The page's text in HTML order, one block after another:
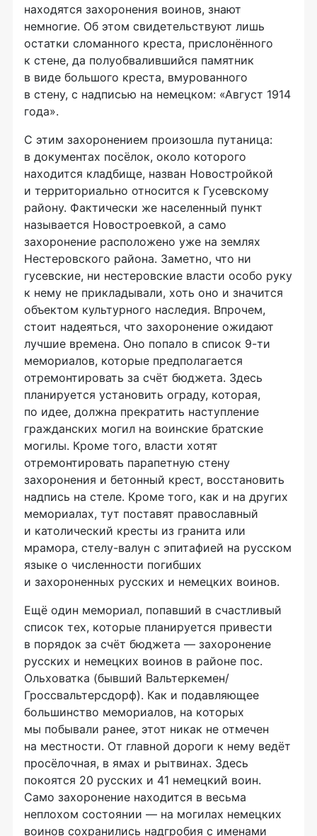
находятся захоронения воинов, знают
немногие. Об этом свидетельствуют лишь
остатки сломанного креста, прислонённого
к стене, да полуобвалившийся памятник
в виде большого креста, вмурованного
в стену, с надписью на немецком: «Август 1914
года».
С этим захоронением произошла путаница:
в документах посёлок, около которого
находится кладбище, назван Новостройкой
и территориально относится к Гусевскому
району. Фактически же населенный пункт
называется Новостроевкой, а само
захоронение расположено уже на землях
Нестеровского района. Заметно, что ни
гусевские, ни нестеровские власти особо руку
к нему не прикладывали, хоть оно и значится
объектом культурного наследия. Впрочем,
стоит надеяться, что захоронение ожидают
лучшие времена. Оно попало в список 9-ти
мемориалов, которые предполагается
отремонтировать за счёт бюджета. Здесь
планируется установить ограду, которая,
по идее, должна прекратить наступление
гражданских могил на воинские братские
могилы. Кроме того, власти хотят
отремонтировать парапетную стену
захоронения и бетонный крест, восстановить
надпись на стеле. Кроме того, как и на других
мемориалах, тут поставят православный
и католический кресты из гранита или
мрамора, стелу-валун с эпитафией на русском
языке о численности погибших
и захороненных русских и немецких воинов.
Ещё один мемориал, попавший в счастливый
список тех, которые планируется привести
в порядок за счёт бюджета — захоронение
русских и немецких воинов в районе пос.
Ольховатка (бывший Вальтеркемен/
Гроссвальтерсдорф). Как и подавляющее
большинство мемориалов, на которых
мы побывали ранее, этот никак не отмечен
на местности. От главной дороги к нему ведёт
просёлочная, в ямах и рытвинах. Здесь
покоятся 20 русских и 41 немецкий воин.
Само захоронение находится в весьма
неплохом состоянии — на могилах немецких
воинов сохранились надгробия с именами